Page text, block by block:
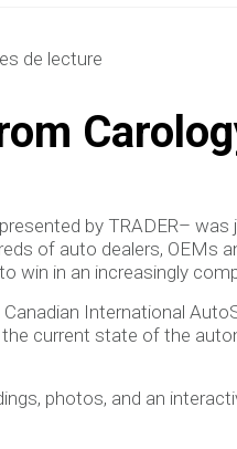
de lecture
by TRADER–
of auto dealers, OEMs
win in an increasingly
International
current state of the
photos, and an